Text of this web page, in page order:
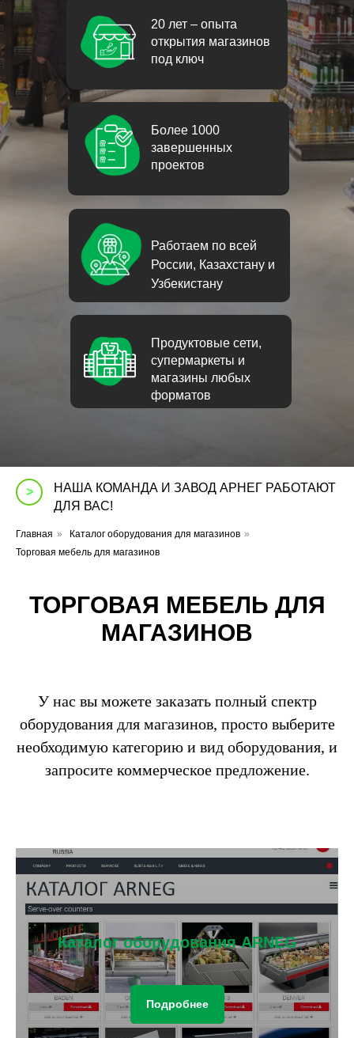
20 лет – опыта
открытия магазинов
под ключ
Работаем по всей
России, Казахстану и
Узбекистану
Более 1000
завершенных
проектов
Продуктовые сети,
супермаркеты и
магазины любых
форматов
>
НАША КОМАНДА И ЗАВОД АРНЕГ РАБОТАЮТ
ДЛЯ ВАС!
Главная » Каталог оборудования для магазинов »
Торговая мебель для магазинов
ТОРГОВАЯ МЕБЕЛЬ ДЛЯ
МАГАЗИНОВ
У нас вы можете заказать полный спектр
оборудования для магазинов, просто выберите
необходимую категорию и вид оборудования, и
запросите коммерческое предложение.
Каталог оборудования ARNEG
Подробнее